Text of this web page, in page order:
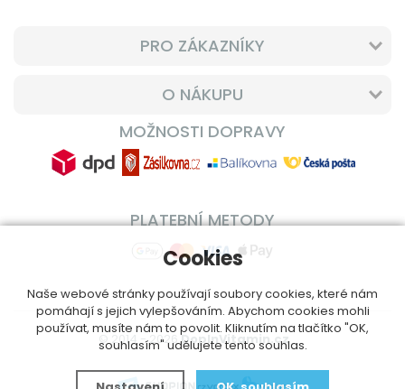
PRO ZÁKAZNÍKY
O NÁKUPU
MOŽNOSTI DOPRAVY
PLATEBNÍ METODY
© 2014 - 2026DoplnVitamin.cz
Cookies
Naše webové stránky používají soubory cookies, které nám
pomáhají s jejich vylepšováním. Abychom cookies mohli
používat, musíte nám to povolit. Kliknutím na tlačítko "OK,
souhlasím" udělujete tento souhlas.